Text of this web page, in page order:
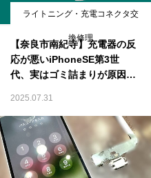
ライトニング・充電コネクタ交
換修理
【奈良市南紀寺】充電器の反
応が悪いiPhoneSE第3世
代、実はゴミ詰まりが原因だ
2025.07.31